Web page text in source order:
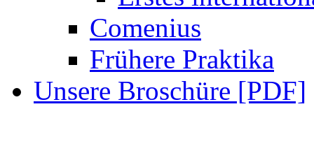
Comenius
Frühere Praktika
Unsere Broschüre [PDF]